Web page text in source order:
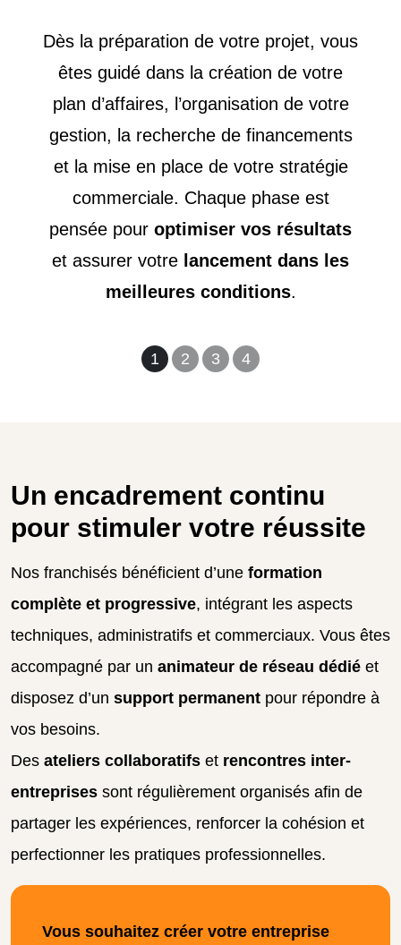
1 2 3 4
Dès la préparation de votre projet, vous
êtes guidé dans la création de votre
plan d’affaires, l’organisation de votre
gestion, la recherche de financements
et la mise en place de votre stratégie
commerciale. Chaque phase est
pensée pour optimiser vos résultats
et assurer votre lancement dans les
meilleures conditions.
Un encadrement continu
pour stimuler votre réussite
Nos franchisés bénéficient d’une formation
complète et progressive, intégrant les aspects
techniques, administratifs et commerciaux. Vous êtes
accompagné par un animateur de réseau dédié et
disposez d’un support permanent pour répondre à
vos besoins.
Des ateliers collaboratifs et rencontres inter-
entreprises sont régulièrement organisés afin de
partager les expériences, renforcer la cohésion et
perfectionner les pratiques professionnelles.
Vous souhaitez créer votre entreprise